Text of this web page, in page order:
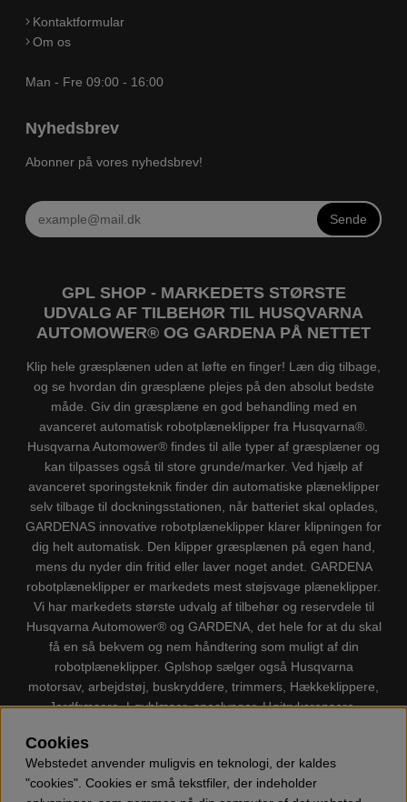
Kontaktformular
Om os
Man - Fre 09:00 - 16:00
Nyhedsbrev
Abonner på vores nyhedsbrev!
Sende
GPL SHOP - MARKEDETS STØRSTE
UDVALG AF TILBEHØR TIL HUSQVARNA
AUTOMOWER® OG GARDENA PÅ NETTET
Klip hele græsplænen uden at løfte en finger! Læn dig tilbage,
og se hvordan din græsplæne plejes på den absolut bedste
måde. Giv din græsplæne en god behandling med en
avanceret automatisk robotplæneklipper fra Husqvarna®.
Husqvarna Automower® findes til alle typer af græsplæner og
kan tilpasses også til store grunde/marker. Ved hjælp af
avanceret sporingsteknik finder din automatiske plæneklipper
selv tilbage til dockningsstationen, når batteriet skal oplades,
GARDENAS innovative robotplæneklipper klarer klipningen for
dig helt automatisk. Den klipper græsplænen på egen hand,
mens du nyder din fritid eller laver noget andet. GARDENA
robotplæneklipper er markedets mest støjsvage plæneklipper.
Vi har markedets største udvalg af tilbehør og reservdele til
Husqvarna Automower® og GARDENA, det hele for at du skal
få en så bekvem og nem håndtering som muligt af din
robotplæneklipper. Gplshop sælger også Husqvarna
motorsav, arbejdstøj, buskryddere, trimmers, Hækkeklippere,
Jordfræsere, Løvblæser, sneslynger, Højtryksrensere,
Cookies
Webstedet anvender muligvis en teknologi, der kaldes
"cookies". Cookies er små tekstfiler, der indeholder